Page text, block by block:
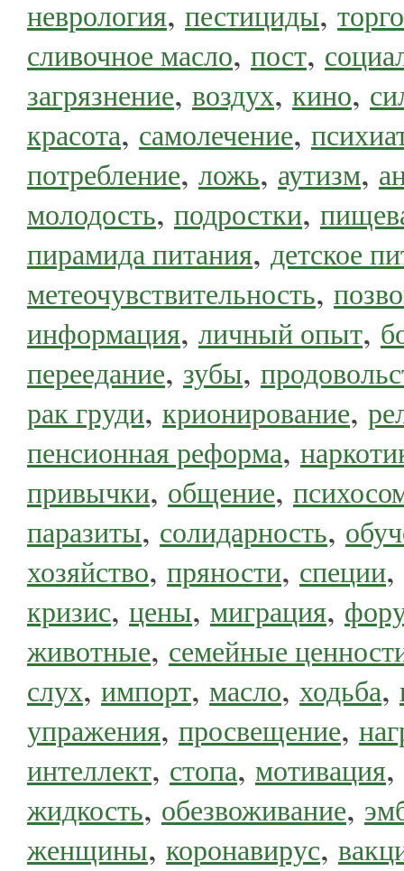
неврология, пестициды,
сливочное масло, пост,
загрязнение, воздух, кино,
красота, самолечение,
потребление, ложь, аутизм,
молодость, подростки,
пирамида питания, детское
метеочувствительность,
информация, личный опыт,
переедание, зубы,
рак груди, крионирование,
пенсионная реформа,
привычки, общение,
паразиты, солидарность,
хозяйство, пряности, специи,
кризис, цены, миграция,
животные, семейные
слух, импорт, масло, ходьба,
упражения, просвещение,
интеллект, стопа, мотивация,
жидкость, обезвоживание,
женщины, коронавирус,